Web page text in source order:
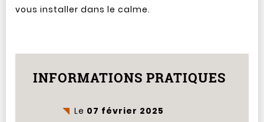
vous installer dans le calme.
INFORMATIONS PRATIQUES
Le 07 février 2025